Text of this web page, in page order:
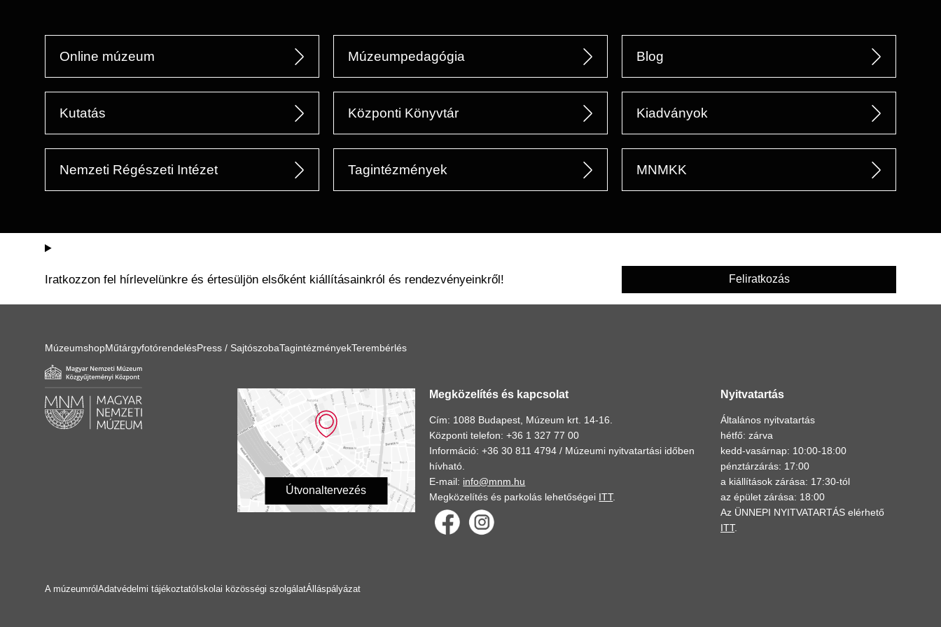
Online múzeum Múzeumpedagógia Blog
Kutatás Központi Könyvtár Kiadványok
Nemzeti Régészeti Intézet Tagintézmények MNMKK
Iratkozzon fel hírlevelünkre és értesüljön elsőként kiállításainkról és rendezvényeinkről! Feliratkozás
MúzeumshopMűtárgyfotórendelésPress / SajtószobaTagintézményekTerembérlés
Útvonaltervezés
Megközelítés és kapcsolat
Cím: 1088 Budapest, Múzeum krt. 14-16.
Központi telefon: +36 1 327 77 00
Információ: +36 30 811 4794 / Múzeumi nyitvatartási időben
hívható.
E-mail: info@mnm.hu
Megközelítés és parkolás lehetőségei ITT.
Nyitvatartás
Általános nyitvatartás
hétfő: zárva
kedd-vasárnap: 10:00-18:00
pénztárzárás: 17:00
a kiállítások zárása: 17:30-tól
az épület zárása: 18:00
Az ÜNNEPI NYITVATARTÁS elérhető
ITT.
A múzeumról Adatvédelmi tájékoztató Iskolai közösségi szolgálatÁlláspályázat